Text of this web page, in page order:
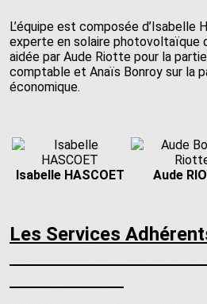
L’équipe est composée d’Isabelle
experte en solaire photovoltaïque
aidée par Aude Riotte pour la
comptable et Anaïs Bonroy sur la
économique.
Isabelle HASCOET Aude
Les Services